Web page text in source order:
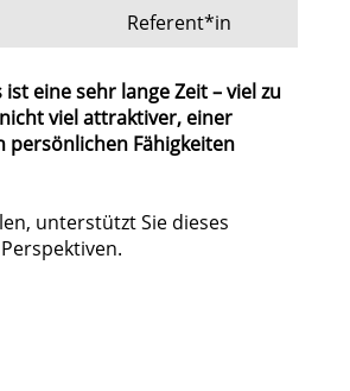
Referent*in
eine sehr lange Zeit – viel zu
viel attraktiver, einer
persönlichen Fähigkeiten
unterstützt Sie dieses